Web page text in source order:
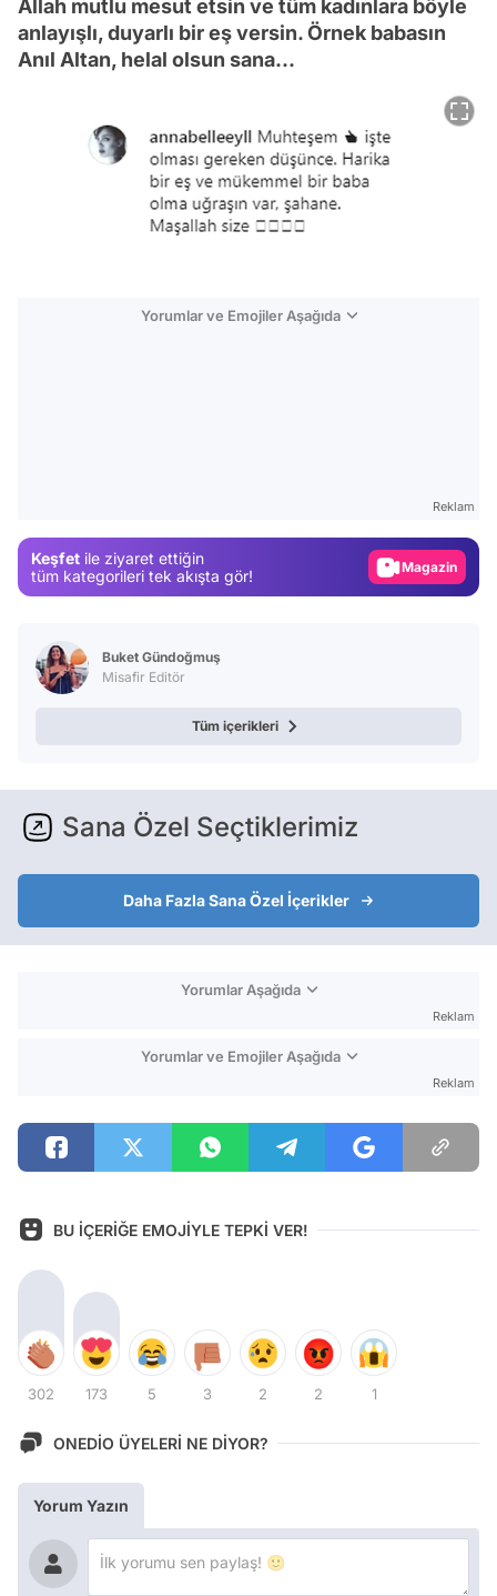
Allah mutlu mesut etsin ve tüm kadınlara böyle
anlayışlı, duyarlı bir eş versin. Örnek babasın
Anıl Altan, helal olsun sana...
Yorumlar ve Emojiler Aşağıda
Reklam
Keşfet ile ziyaret ettiğin
tüm kategorileri tek akışta gör!
Video
Buket Gündoğmuş
Misafir Editör
Tüm içerikleri
Sana Özel Seçtiklerimiz
Daha Fazla Sana Özel İçerikler
Yorumlar Aşağıda
Reklam
Yorumlar ve Emojiler Aşağıda
Reklam
BU İÇERİĞE EMOJİYLE TEPKİ VER!
302 173 5 3 2 2 1
ONEDİO ÜYELERİ NE DİYOR?
Yorum Yazın